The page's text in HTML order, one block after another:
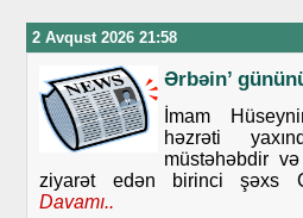
2 Avqust 2026 21:58
Ərbəin’
İmam
həzrəti
müstəhəbdir
ziyarət edən birinci şəxs
Davamı..